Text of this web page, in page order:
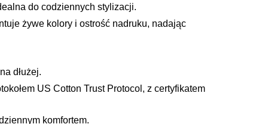
do codziennych stylizacji.
żywe kolory i ostrość nadruku, nadając
dłużej.
US Cotton Trust Protocol, z certyfikatem
komfortem.